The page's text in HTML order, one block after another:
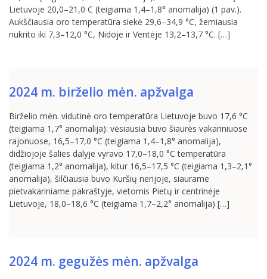
Lietuvoje 20,0–21,0 C (teigiama 1,4–1,8° anomalija) (1 pav.).
Aukščiausia oro temperatūra siekė 29,6–34,9 °C, žemiausia
nukrito iki 7,3–12,0 °C, Nidoje ir Ventėje 13,2–13,7 °C. […]
2024 m. birželio mėn. apžvalga
Birželio mėn. vidutinė oro temperatūra Lietuvoje buvo 17,6 °C
(teigiama 1,7° anomalija): vėsiausia buvo šiaurės vakariniuose
rajonuose, 16,5–17,0 °C (teigiama 1,4–1,8° anomalija),
didžiojoje šalies dalyje vyravo 17,0–18,0 °C temperatūra
(teigiama 1,2° anomalija), kitur 16,5–17,5 °C (teigiama 1,3–2,1°
anomalija), šilčiausia buvo Kuršių nerijoje, siaurame
pietvakariniame pakraštyje, vietomis Pietų ir centrinėje
Lietuvoje, 18,0–18,6 °C (teigiama 1,7–2,2° anomalija) […]
2024 m. gegužės mėn. apžvalga